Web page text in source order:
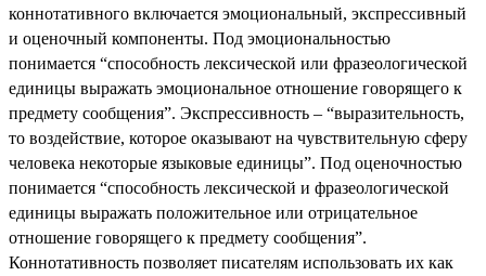
коннотативного включается эмоциональный, экспрессивный
и оценочный компоненты. Под эмоциональностью
понимается “способность лексической или фразеологической
единицы выражать эмоциональное отношение говорящего к
предмету сообщения”. Экспрессивность – “выразительность,
то воздействие, которое оказывают на чувствительную сферу
человека некоторые языковые единицы”. Под оценочностью
понимается “способность лексической и фразеологической
единицы выражать положительное или отрицательное
отношение говорящего к предмету сообщения”.
Коннотативность позволяет писателям использовать их как